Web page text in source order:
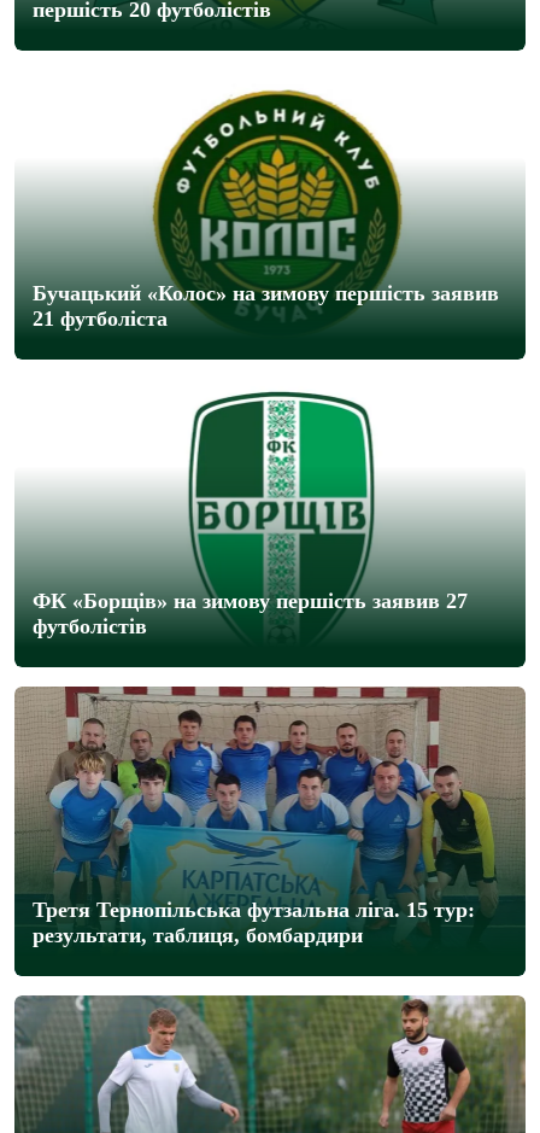
першість 20 футболістів
Бучацький «Колос» на зимову першість заявив
21 футболіста
ФК «Борщів» на зимову першість заявив 27
футболістів
Третя Тернопільська футзальна ліга. 15 тур:
результати, таблиця, бомбардири